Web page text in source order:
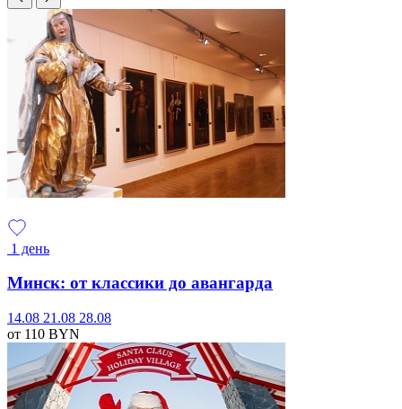
1 день
Минск: от классики до авангарда
14.08 21.08 28.08
от 110 BYN